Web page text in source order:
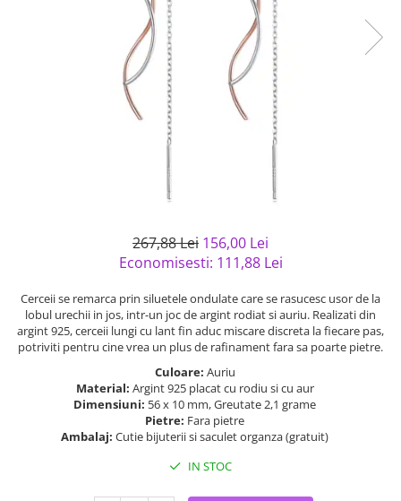
Bijuterii argint placat cu aur
Bijuterii argint cu diverse
Bijuterii argint cu murano
Bijuterii gotice si rock
Bijuterii Handmade
Casete si cutii de bijuterii
Solutii si lavete de curatare
267,88 Lei 156,00 Lei
Economisesti: 111,88 Lei
Cerceii se remarca prin siluetele ondulate care se rasucesc usor de la
lobul urechii in jos, intr-un joc de argint rodiat si auriu. Realizati din
argint 925, cerceii lungi cu lant fin aduc miscare discreta la fiecare pas,
potriviti pentru cine vrea un plus de rafinament fara sa poarte pietre.
Culoare: Auriu
Material: Argint 925 placat cu rodiu si cu aur
Dimensiuni: 56 x 10 mm, Greutate 2,1 grame
Pietre: Fara pietre
Ambalaj: Cutie bijuterii si saculet organza (gratuit)
IN STOC